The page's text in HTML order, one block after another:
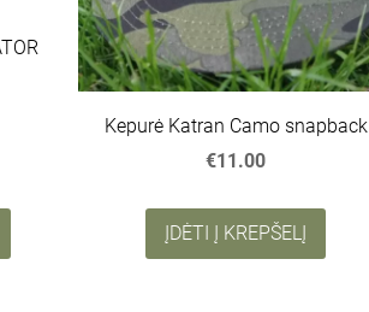
Kepurė Katran Camo snapback
€11.00
ĮDĖTI Į KREPŠELĮ